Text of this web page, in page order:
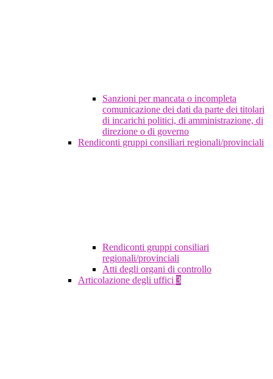
Sanzioni per mancata o incompleta
comunicazione dei dati da parte dei titolari
di incarichi politici, di amministrazione, di
direzione o di governo
Rendiconti gruppi consiliari regionali/provinciali
Rendiconti gruppi consiliari
regionali/provinciali
Atti degli organi di controllo
Articolazione degli uffici 3